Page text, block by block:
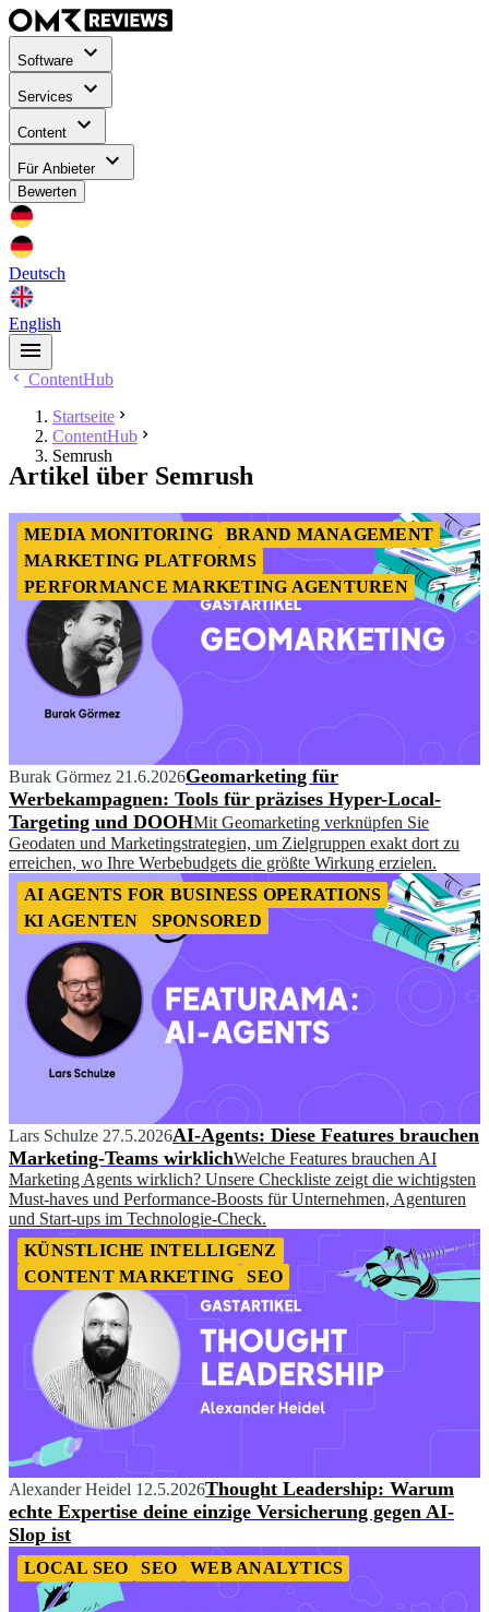
Software
Services
Content
Für Anbieter
Bewerten
Deutsch
English
ContentHub
Startseite
ContentHub
Semrush
Artikel über Semrush
MEDIA MONITORING
BRAND MANAGEMENT
MARKETING PLATFORMS
PERFORMANCE MARKETING AGENTUREN
Burak Görmez 21.6.2026Geomarketing für
Werbekampagnen: Tools für präzises Hyper-Local-
Targeting und DOOHMit Geomarketing verknüpfen Sie
Geodaten und Marketingstrategien, um Zielgruppen exakt dort zu
erreichen, wo Ihre Werbebudgets die größte Wirkung erzielen.
AI AGENTS FOR BUSINESS OPERATIONS
KI AGENTEN
SPONSORED
Lars Schulze 27.5.2026AI-Agents: Diese Features brauchen
Marketing-Teams wirklichWelche Features brauchen AI
Marketing Agents wirklich? Unsere Checkliste zeigt die wichtigsten
Must-haves und Performance-Boosts für Unternehmen, Agenturen
und Start-ups im Technologie-Check.
KÜNSTLICHE INTELLIGENZ
CONTENT MARKETING
SEO
Alexander Heidel 12.5.2026Thought Leadership: Warum
echte Expertise deine einzige Versicherung gegen AI-
Slop ist
LOCAL SEO SEO WEB ANALYTICS